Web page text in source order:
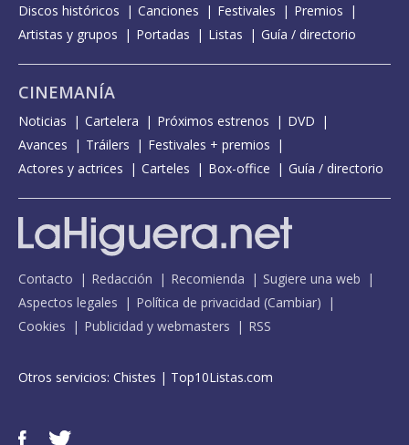
Discos históricos
Canciones Festivales
Premios
Artistas y grupos
Portadas Listas Guía / directorio
CINEMANÍA
Noticias Cartelera Próximos estrenos
DVD
Avances
Tráilers
Festivales + premios
Actores y actrices
Carteles Box-office Guía / directorio
Contacto Redacción Recomienda
Sugiere una web
Aspectos legales
Política de privacidad (Cambiar)
Cookies
Publicidad y webmasters RSS
Otros servicios: Chistes | Top10Listas.com